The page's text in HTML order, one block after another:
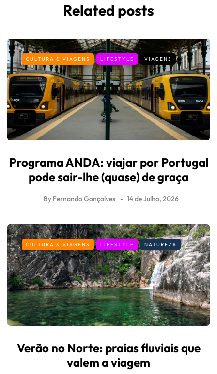
Related posts
CULTURA & VIAGENS LIFESTYLE VIAGENS
Programa ANDA: viajar por Portugal
pode sair-lhe (quase) de graça
By Fernando Gonçalves 14 de Julho, 2026
CULTURA & VIAGENS LIFESTYLE NATUREZA
Verão no Norte: praias fluviais que
valem a viagem